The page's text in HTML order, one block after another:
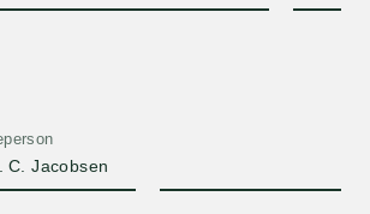
L. Møller kan klare
C. Jacobsen